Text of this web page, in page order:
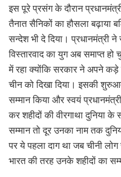
इस पूरे प्रसंग के दौरान
तैनात सैनिकों का हौसला बढ़ाया
सन्देश भी दे दिया। प्रधानमंत्री
विस्तारवाद का युग अब समाप्त हो
में रहा क्योंकि सरकार ने अपने
चीन को दिखा दिया। इसकी
सम्मान किया और स्वयं
कर शहीदों की वीरगाथा दुनिया
सम्मान तो दूर उनका नाम तक
पर ये पहला दाग था जब चीनी
भारत की तरह उनके शहीदों का